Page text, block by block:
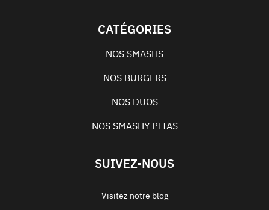
CATÉGORIES
NOS SMASHS
NOS BURGERS
NOS DUOS
NOS SMASHY PITAS
SUIVEZ-NOUS
Visitez notre blog